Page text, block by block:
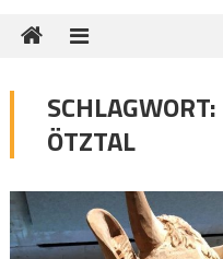
SCHLAGWORT:
ÖTZTAL